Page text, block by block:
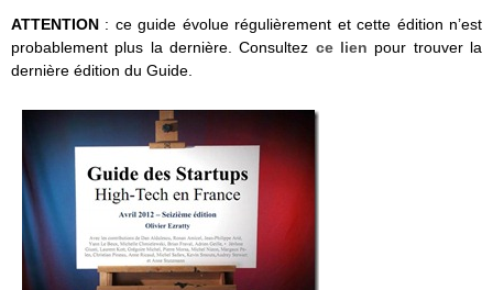
ATTENTION : ce guide évolue régulièrement et cette édition n’est
probablement plus la dernière. Consultez ce lien pour trouver la
dernière édition du Guide.